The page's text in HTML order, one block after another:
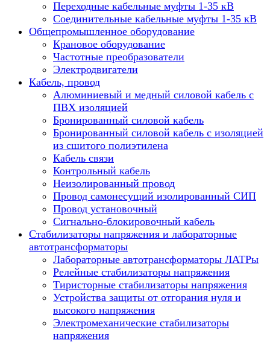
Переходные кабельные муфты 1-35 кВ
Соединительные кабельные муфты 1-35 кВ
Общепромышленное оборудование
Крановое оборудование
Частотные преобразователи
Электродвигатели
Кабель, провод
Алюминиевый и медный силовой кабель с
ПВХ изоляцией
Бронированный силовой кабель
Бронированный силовой кабель с изоляцией
из сшитого полиэтилена
Кабель связи
Контрольный кабель
Неизолированный провод
Провод самонесущий изолированный СИП
Провод установочный
Сигнально-блокировочный кабель
Стабилизаторы напряжения и лабораторные
автотрансформаторы
Лабораторные автотрансформаторы ЛАТРы
Релейные стабилизаторы напряжения
Тиристорные стабилизаторы напряжения
Устройства защиты от отгорания нуля и
высокого напряжения
Электромеханические стабилизаторы
напряжения